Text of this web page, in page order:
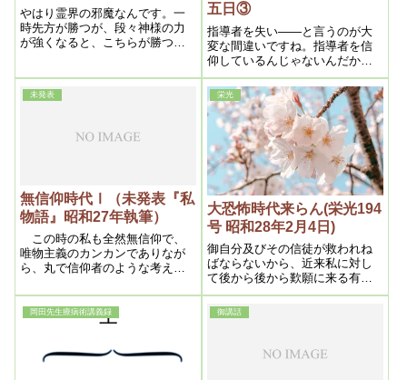
やはり霊界の邪魔なんです。一
時先方が勝つが、段々神様の力
が強くなると、こちらが勝つ。
五日③
指導者を失い――と言うのが大
変な間違いですね。指導者を信
仰しているんじゃないんだから
ね。これが抑々の間違いで、こ
う言う事をすると、どうもいけ
ない。あとが中々取れない。
未発表
無信仰時代Ⅰ（未発表『私
物語』昭和27年執筆）
この時の私も全然無信仰で、
唯物主義のカンカンでありなが
ら、丸で信仰者のような考え方
も、肚の底はすでに信仰者にな
っていた訳である。
栄光
大恐怖時代来らん(栄光194
号 昭和28年2月4日)
御自分及びその信徒が救われね
ばならないから、近来私に対し
て後から後から歎願に来る有様
で、これにみてもその辺よく分
るであろう。成程凡なるほどあ
らゆる宗教は今までの世界が続
役には立つが、愈々世界大転換
岡田先生療病術講義録 御講話